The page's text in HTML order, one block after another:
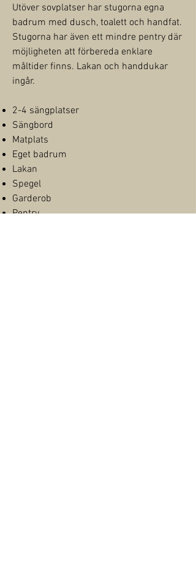
Utöver sovplatser har stugorna egna
badrum med dusch, toalett och handfat.
Stugorna har även ett mindre pentry där
möjligheten att förbereda enklare
måltider finns. Lakan och handdukar
ingår.
2-4 sängplatser
Sängbord
Matplats
Eget badrum
Lakan
Spegel
Garderob
Pentry